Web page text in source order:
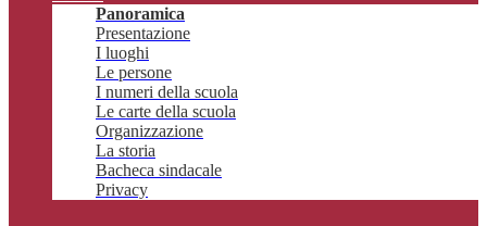
Panoramica
Presentazione
I luoghi
Le persone
I numeri della scuola
Le carte della scuola
Organizzazione
La storia
Bacheca sindacale
Privacy